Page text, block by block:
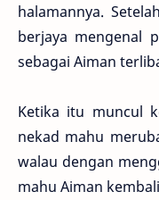
halamannya.
berjaya mengenal
sebagai Aiman
Ketika itu muncul
nekad mahu
walau dengan
mahu Aiman